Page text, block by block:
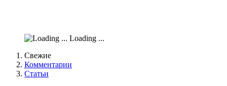
Loading ...
Свежие
Комментарии
Статьи